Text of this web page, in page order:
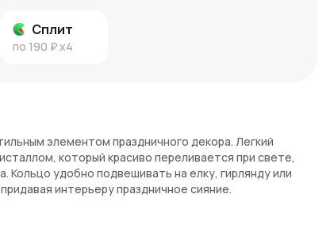
Сплит
по 190 ₽x4
элементом праздничного декора. Легкий
который красиво переливается при свете,
удобно подвешивать на елку, гирлянду или
интерьеру праздничное сияние.